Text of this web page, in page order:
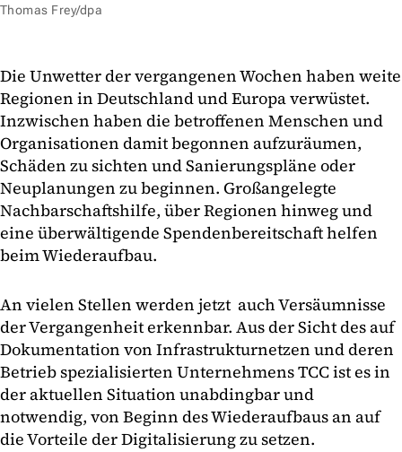
Thomas Frey/dpa
Die Unwetter der vergangenen Wochen haben weite
Regionen in Deutschland und Europa verwüstet.
Inzwischen haben die betroffenen Menschen und
Organisationen damit begonnen aufzuräumen,
Schäden zu sichten und Sanierungspläne oder
Neuplanungen zu beginnen. Großangelegte
Nachbarschaftshilfe, über Regionen hinweg und
eine überwältigende Spendenbereitschaft helfen
beim Wiederaufbau.
An vielen Stellen werden jetzt auch Versäumnisse
der Vergangenheit erkennbar. Aus der Sicht des auf
Dokumentation von Infrastrukturnetzen und deren
Betrieb spezialisierten Unternehmens TCC ist es in
der aktuellen Situation unabdingbar und
notwendig, von Beginn des Wiederaufbaus an auf
die Vorteile der Digitalisierung zu setzen.